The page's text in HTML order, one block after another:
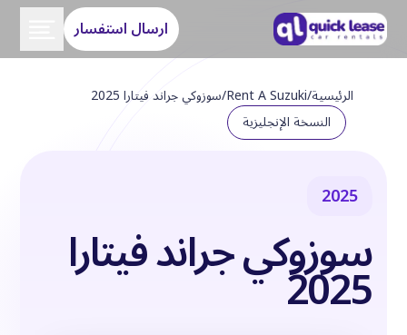
ارسال استفسار
الرئيسية/
Rent A Suzuki
/سوزوكي جراند فيتارا 2025
النسخة الإنجليزية
2025
سوزوكي جراند فيتارا
2025